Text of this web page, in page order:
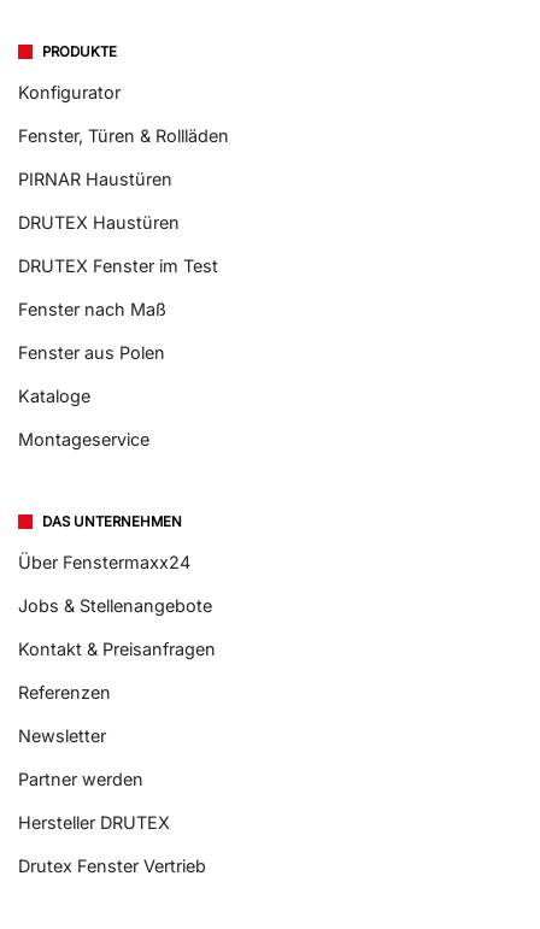
PRODUKTE
Konfigurator
Fenster, Türen & Rollläden
PIRNAR Haustüren
DRUTEX Haustüren
DRUTEX Fenster im Test
Fenster nach Maß
Fenster aus Polen
Kataloge
Montageservice
DAS UNTERNEHMEN
Über Fenstermaxx24
Jobs & Stellenangebote
Kontakt & Preisanfragen
Referenzen
Newsletter
Partner werden
Hersteller DRUTEX
Drutex Fenster Vertrieb